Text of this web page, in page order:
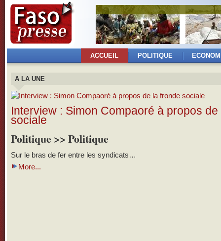
ACCUEIL POLITIQUE
A LA UNE
Interview : Simon Compaoré à propos
sociale
Politique >> Politique
Sur le bras de fer entre les syndicats…
More...